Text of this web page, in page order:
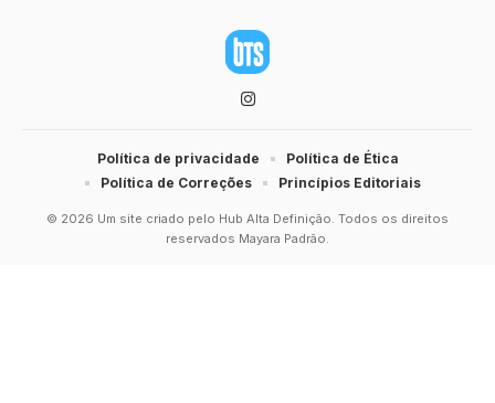
© 2026 Um site criado pelo Hub Alta Definição. Todos os direitos
reservados Mayara Padrão.
Política de privacidade
Política de Ética
Política de Correções
Princípios Editoriais